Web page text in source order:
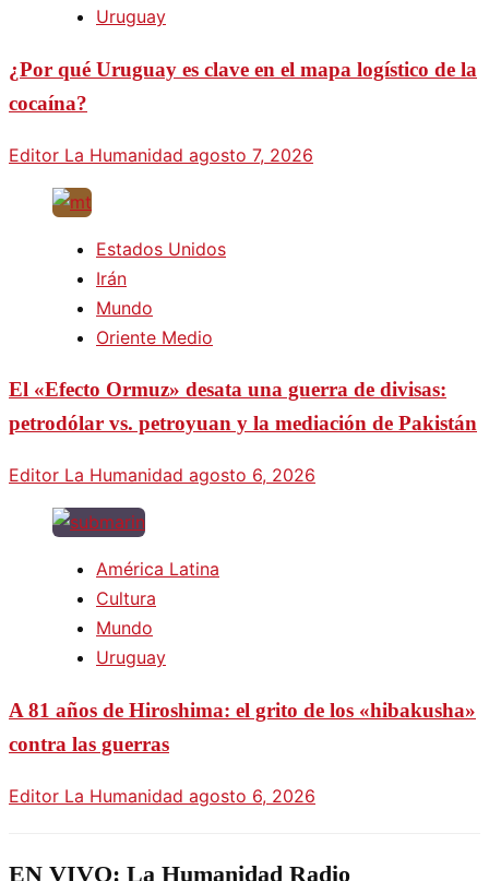
Uruguay
¿Por qué Uruguay es clave en el mapa logístico de la
cocaína?
Editor La Humanidad agosto 7, 2026
Estados Unidos
Irán
Mundo
Oriente Medio
El «Efecto Ormuz» desata una guerra de divisas:
petrodólar vs. petroyuan y la mediación de Pakistán
Editor La Humanidad agosto 6, 2026
América Latina
Cultura
Mundo
Uruguay
A 81 años de Hiroshima: el grito de los «hibakusha»
contra las guerras
Editor La Humanidad agosto 6, 2026
EN VIVO: La Humanidad Radio